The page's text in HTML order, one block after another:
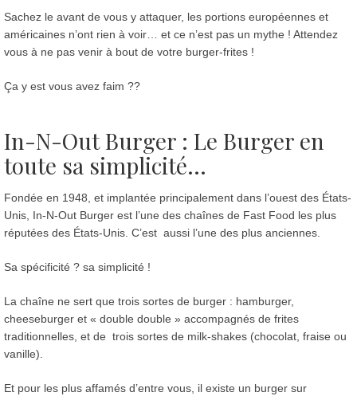
Sachez le avant de vous y attaquer, les portions européennes et
américaines n’ont rien à voir… et ce n’est pas un mythe ! Attendez
vous à ne pas venir à bout de votre burger-frites !
Ça y est vous avez faim ??
In-N-Out Burger : Le Burger en
toute sa simplicité…
Fondée en 1948, et implantée principalement dans l’ouest des États-
Unis, In-N-Out Burger est l’une des chaînes de Fast Food les plus
réputées des États-Unis. C’est aussi l’une des plus anciennes.
Sa spécificité ? sa simplicité !
La chaîne ne sert que trois sortes de burger : hamburger,
cheeseburger et « double double » accompagnés de frites
traditionnelles, et de trois sortes de milk-shakes (chocolat, fraise ou
vanille).
Et pour les plus affamés d’entre vous, il existe un burger sur